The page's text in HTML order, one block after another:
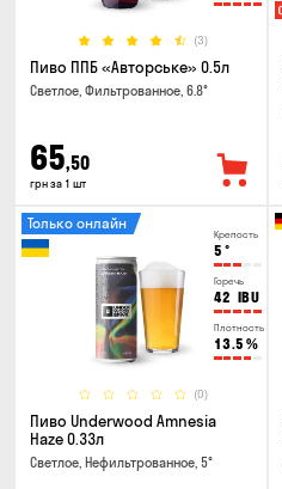
(3)
Пиво ППБ «Авторське» 0.5л
Светлое, Фильтрованное, 6.8°
65,50
грн за 1 шт
Крепость
5 °
Горечь
42 IBU
Плотность
13.5 %
(0)
Только онлайн
Пиво Underwood Amnesia
Haze 0.33л
Светлое, Нефильтрованное, 5°